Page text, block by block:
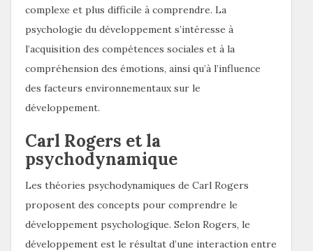
complexe et plus difficile à comprendre. La
psychologie du développement s’intéresse à
l’acquisition des compétences sociales et à la
compréhension des émotions, ainsi qu’à l’influence
des facteurs environnementaux sur le
développement.
Carl Rogers et la
psychodynamique
Les théories psychodynamiques de Carl Rogers
proposent des concepts pour comprendre le
développement psychologique. Selon Rogers, le
développement est le résultat d’une interaction entre